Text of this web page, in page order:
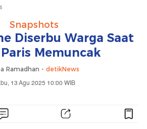
Snapshots
Diserbu Warga Saat
Memuncak
Ramadhan - detikNews
13 Agu 2025 10:00 WIB